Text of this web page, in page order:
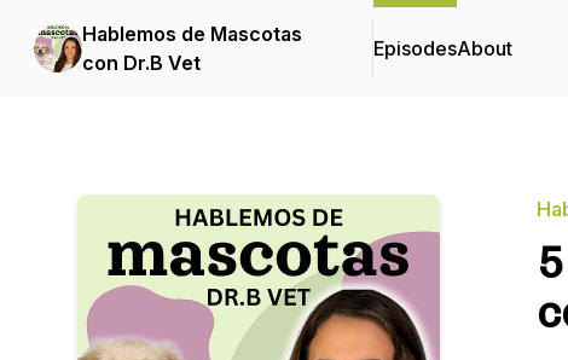
Hablemos de Mascotas
con Dr.B Vet
EpisodesAbout